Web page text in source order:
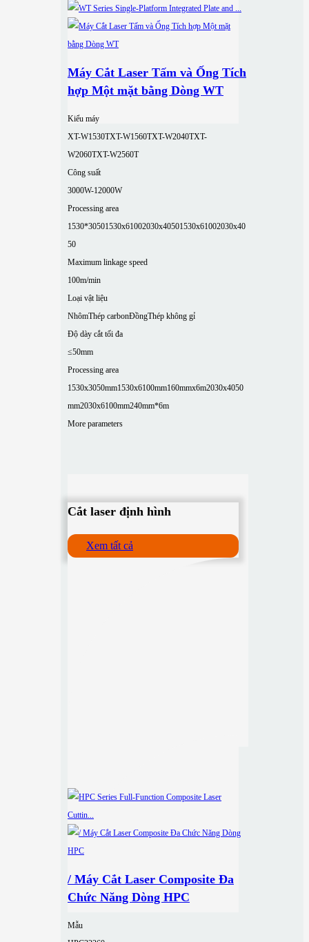
Máy Cắt Laser Tấm và Ống Tích
hợp Một mặt bằng Dòng WT
Kiểu máy
XT-W1530TXT-W1560TXT-W2040TXT-
W2060TXT-W2560T
Công suất
3000W-12000W
Processing area
1530*30501530x61002030x40501530x61002030x40
50
Maximum linkage speed
100m/min
Loại vật liệu
NhômThép carbonĐồngThép không gỉ
Độ dày cắt tối đa
≤50mm
Processing area
1530x3050mm1530x6100mm160mmx6m2030x4050
mm2030x6100mm240mm*6m
More parameters
Cắt laser định hình
Xem tất cả
/ Máy Cắt Laser Composite Đa
Chức Năng Dòng HPC
Mẫu